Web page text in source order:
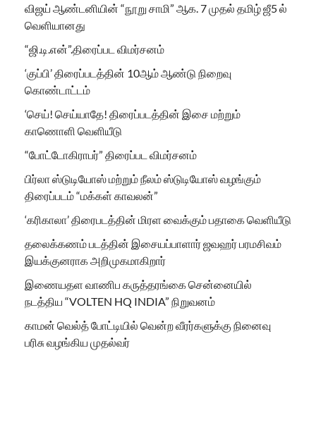
விஜய் ஆண்டனியின் “நூறு சாமி” ஆக. 7 முதல் தமிழ் ஜீ5 ல்
வெளியானது
“ஜி.டி.என்”.திரைப்பட விமர்சனம்
‘குப்பி’ திரைப்படத்தின் 10ஆம் ஆண்டு நிறைவு
கொண்டாட்டம்
‘செய்! செய்யாதே! திரைப்படத்தின் இசை மற்றும்
காணொளி வெளியீடு
“போட்டோகிராபர்” திரைப்பட விமர்சனம்
பிர்லா ஸ்டுடியோஸ் மற்றும் நீலம் ஸ்டுடியோஸ் வழங்கும்
திரைப்படம் “மக்கள் காவலன்”
‘கரிகாலா’ திரைபடத்தின் மிரள வைக்கும் பதாகை வெளியீடு
தலைக்கணம் படத்தின் இசையப்பாளார் ஜவஹர் பரமசிவம்
இயக்குனராக அறிமுகமாகிறார்
இணையதள வாணிப கருத்தரங்கை சென்னையில்
நடத்திய “VOLTEN HQ INDIA” நிறுவனம்
காமன் வெல்த் போட்டியில் வென்ற வீரர்களுக்கு நினைவு
பரிசு வழங்கிய முதல்வர்